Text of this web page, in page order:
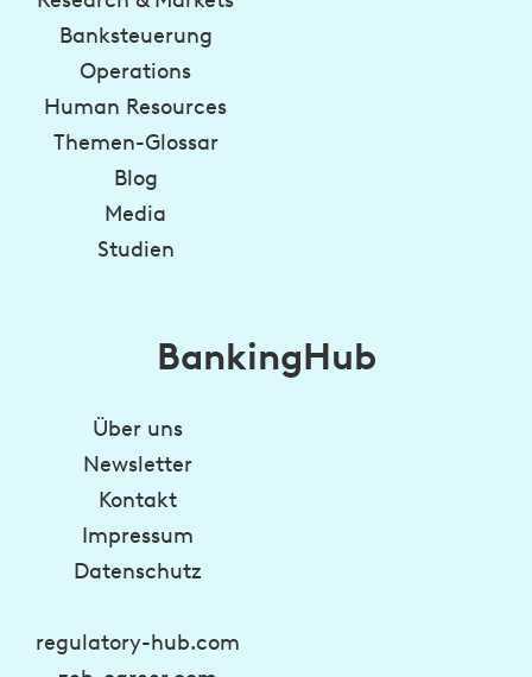
Banksteuerung
Operations
Human Resources
Themen-Glossar
Blog
Media
Studien
BankingHub
Über uns
Newsletter
Kontakt
Impressum
Datenschutz
regulatory-hub.com